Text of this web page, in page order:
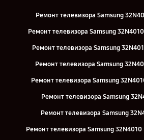
Ремонт телевизора Samsung
Ремонт телевизора Samsung
Ремонт телевизора Samsung
Ремонт телевизора Samsung
Ремонт телевизора Samsung
Ремонт телевизора Samsung
Ремонт телевизора Samsung
Ремонт телевизора Samsung 32N4010